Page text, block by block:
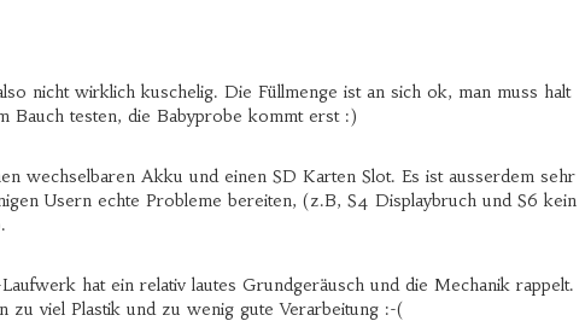
nicht wirklich kuschelig. Die Füllmenge ist an sich ok, man muss halt
Bauch testen, die Babyprobe kommt erst :)
wechselbaren Akku und einen SD Karten Slot. Es ist ausserdem sehr
Usern echte Probleme bereiten, (z.B, S4 Displaybruch und S6 kein
hat ein relativ lautes Grundgeräusch und die Mechanik rappelt.
zu viel Plastik und zu wenig gute Verarbeitung :-(